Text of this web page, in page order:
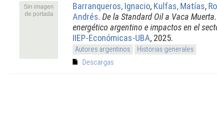
Sin imagen
de portada
Barranqueros, Ignacio, Kulfas, Matías,
Andrés. De la Standard Oil a Vaca
energético argentino e impactos en el
IIEP-Económicas-UBA, 2025.
Autores argentinos
Historias generales
Descargas